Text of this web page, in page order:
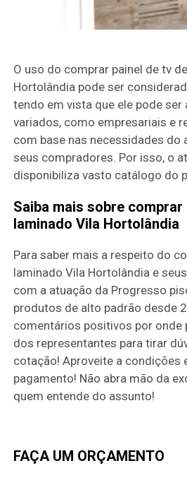
O uso do comprar painel de tv
Hortolândia pode ser
tendo em vista que ele pode ser
variados, como empresariais e
com base nas necessidades do
seus compradores. Por isso, o
disponibiliza vasto catálogo do
Saiba mais sobre
laminado Vila Hortolândia
Para saber mais a respeito do
laminado Vila Hortolândia e
com a atuação da Progresso
produtos de alto padrão desde
comentários positivos por onde
dos representantes para tirar
cotação! Aproveite a condições
pagamento! Não abra mão da
quem entende do assunto!
FAÇA UM ORÇAMENTO